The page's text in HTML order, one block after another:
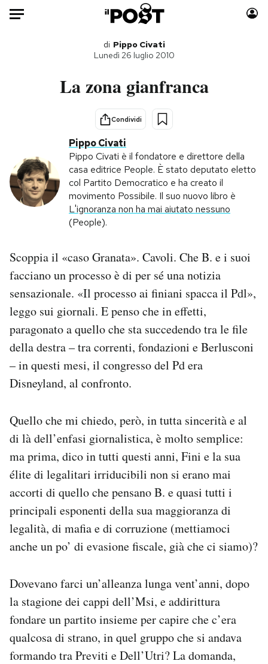
Auto
Tecnologia
Internet
Scienza
Cultura
Economia
Libri
Storie/Idee
Ok Boomer!
Media
Europa
PODCAST
NEWSLETTER
I MIEI PREFERITI
CALENDARIO
AREA PERSONALE
Area Personale
Newsletter
Notifiche mobile
Hai bisogno di aiuto?
di Pippo Civati
Lunedì 26 luglio 2010
La zona gianfranca
Condividi
Pippo Civati
Pippo Civati è il fondatore e direttore della
casa editrice People. È stato deputato eletto
col Partito Democratico e ha creato il
movimento Possibile. Il suo nuovo libro è
L'ignoranza non ha mai aiutato nessuno
(People).
Scoppia il «caso Granata». Cavoli. Che B. e i suoi
facciano un processo è di per sé una notizia
sensazionale. «Il processo ai finiani spacca il Pdl»,
leggo sui giornali. E penso che in effetti,
paragonato a quello che sta succedendo tra le file
della destra – tra correnti, fondazioni e Berlusconi
– in questi mesi, il congresso del Pd era
Disneyland, al confronto.
Quello che mi chiedo, però, in tutta sincerità e al
di là dell’enfasi giornalistica, è molto semplice:
ma prima, dico in tutti questi anni, Fini e la sua
élite di legalitari irriducibili non si erano mai
accorti di quello che pensano B. e quasi tutti i
principali esponenti della sua maggioranza di
legalità, di mafia e di corruzione (mettiamoci
anche un po’ di evasione fiscale, già che ci siamo)?
Dovevano farci un’alleanza lunga vent’anni, dopo
la stagione dei cappi dell’Msi, e addirittura
fondare un partito insieme per capire che c’era
qualcosa di strano, in quel gruppo che si andava
formando tra Previti e Dell’Utri? La domanda,